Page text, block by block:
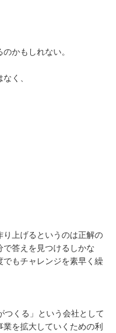
かもしれない。
く、
上げるというのは正解の
答えを見つけるしかな
でもチャレンジを素早く繰
つくる」という会社として
を拡大していくための利